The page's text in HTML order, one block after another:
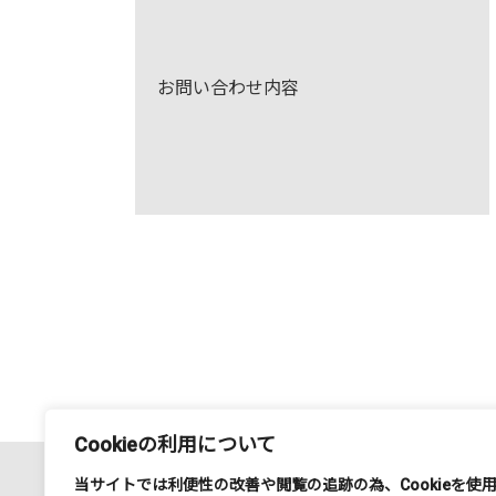
Cookieの利用について
当サイトでは利便性の改善や閲覧の追跡の為、 Cookieを使用
お問い合わせ内容